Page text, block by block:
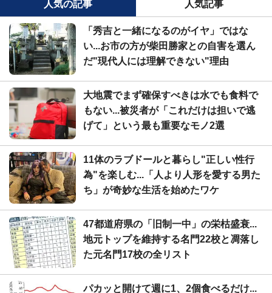
人気の記事 人気記事
「秀吉と一緒になるのがイヤ」ではな
い...お市の方が柴田勝家との自害を選ん
だ"現代人には理解できない"理由
大地震でまず確保すべきは水でも食料で
もない...被災者が「これだけは担いで逃
げて」という最も重要なモノ2選
11体のラブドールと暮らし"正しい性行
為"を楽しむ...「人より人形を愛する男た
ち」が奇妙な生活を始めたワケ
47都道府県の「旧制一中」の栄枯盛衰...
地元トップを維持する名門22校と凋落し
た元名門17校の全リスト
パカッと開けて週に1、2個食べるだけ...